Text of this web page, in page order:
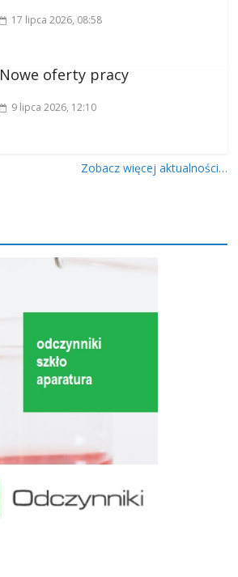
17 lipca 2026, 08:58
Nowe oferty pracy
9 lipca 2026, 12:10
Zobacz więcej aktualności…